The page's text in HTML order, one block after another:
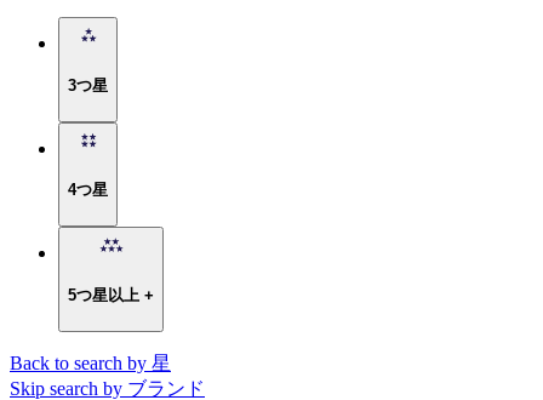
3つ星
4つ星
5つ星以上 +
Back to search by 星
Skip search by ブランド